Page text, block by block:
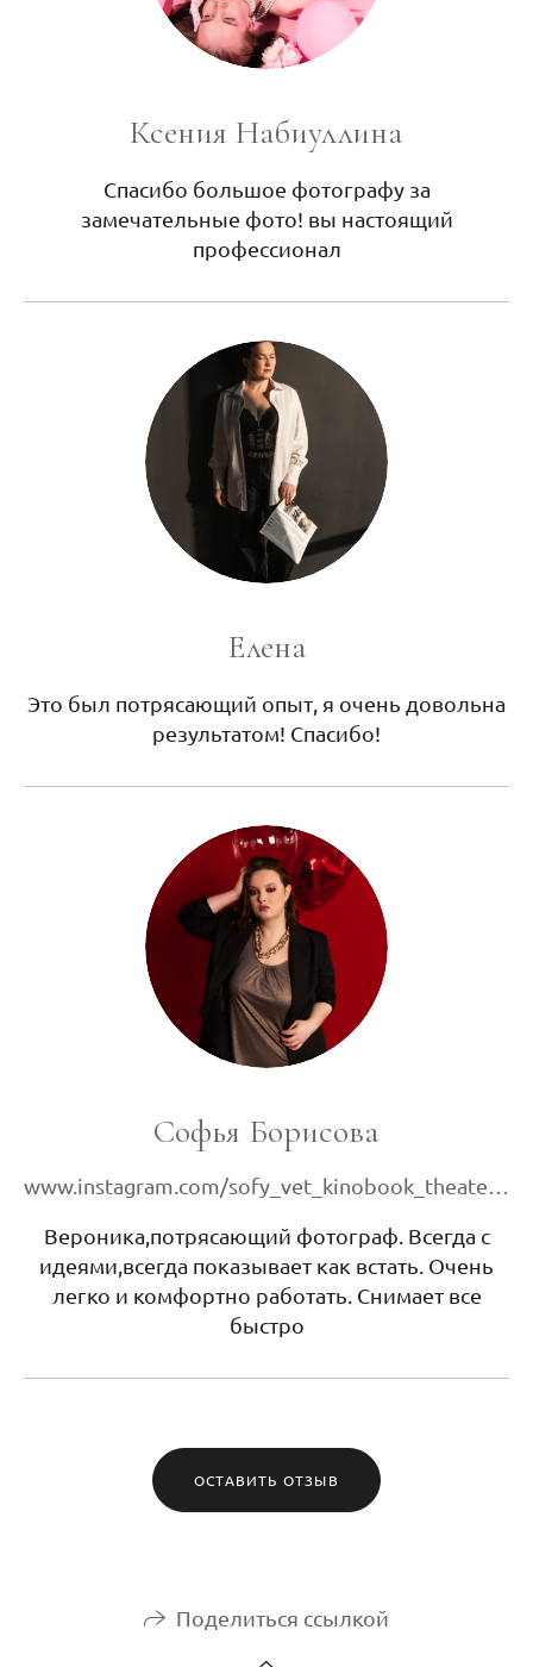
Ксения Набиуллина
Спасибо большое фотографу за
замечательные фото! вы настоящий
профессионал
Елена
Это был потрясающий опыт, я очень довольна
результатом! Спасибо!
Софья Борисова
www.instagram.com/sofy_vet_kinobook_theatergoer?igsh=MTB4ejlvNmMxcWFmdw==
Вероника,потрясающий фотограф. Всегда с
идеями,всегда показывает как встать. Очень
легко и комфортно работать. Снимает все
быстро
ОСТАВИТЬ ОТЗЫВ
Поделиться ссылкой